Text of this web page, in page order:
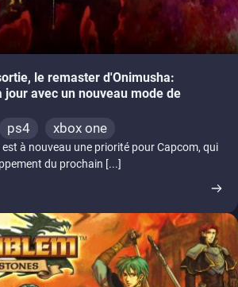
le remaster d'Onimusha:
jour avec un nouveau mode de
ps4 xbox one
à nouveau une priorité pour Capcom, qui
du prochain [...]